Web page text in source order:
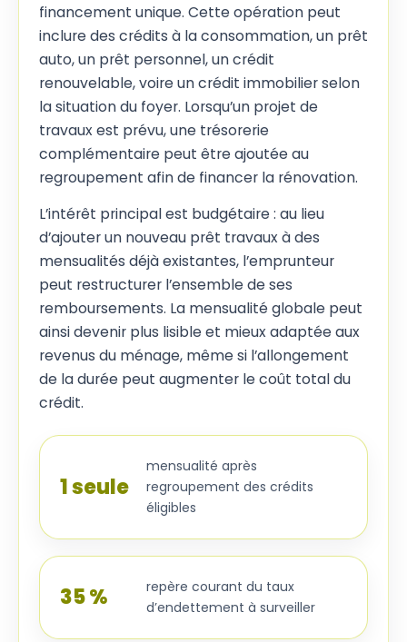
financement unique. Cette opération peut
inclure des crédits à la consommation, un prêt
auto, un prêt personnel, un crédit
renouvelable, voire un crédit immobilier selon
la situation du foyer. Lorsqu’un projet de
travaux est prévu, une trésorerie
complémentaire peut être ajoutée au
regroupement afin de financer la rénovation.
L’intérêt principal est budgétaire : au lieu
d’ajouter un nouveau prêt travaux à des
mensualités déjà existantes, l’emprunteur
peut restructurer l’ensemble de ses
remboursements. La mensualité globale peut
ainsi devenir plus lisible et mieux adaptée aux
revenus du ménage, même si l’allongement
de la durée peut augmenter le coût total du
crédit.
1 seule
mensualité après
regroupement des crédits
éligibles
35 %
repère courant du taux
d’endettement à surveiller